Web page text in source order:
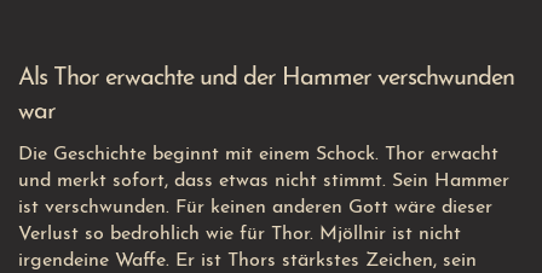
Als Thor erwachte und der Hammer verschwunden
war
Die Geschichte beginnt mit einem Schock. Thor erwacht
und merkt sofort, dass etwas nicht stimmt. Sein Hammer
ist verschwunden. Für keinen anderen Gott wäre dieser
Verlust so bedrohlich wie für Thor. Mjöllnir ist nicht
irgendeine Waffe. Er ist Thors stärkstes Zeichen, sein